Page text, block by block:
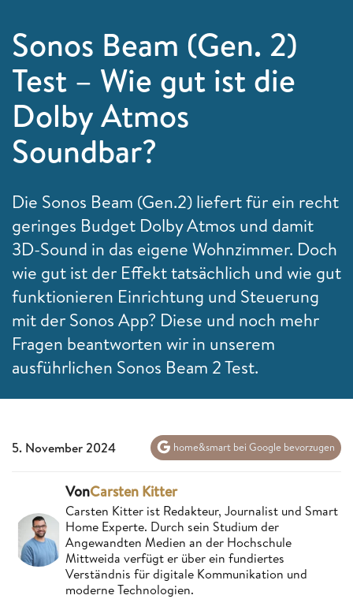
Sonos Beam (Gen. 2)
Test – Wie gut ist die
Dolby Atmos
Soundbar?
Die Sonos Beam (Gen.2) liefert für ein recht
geringes Budget Dolby Atmos und damit
3D-Sound in das eigene Wohnzimmer. Doch
wie gut ist der Effekt tatsächlich und wie gut
funktionieren Einrichtung und Steuerung
mit der Sonos App? Diese und noch mehr
Fragen beantworten wir in unserem
ausführlichen Sonos Beam 2 Test.
5. November 2024 home&smart bei Google bevorzugen
VonCarsten Kitter
Carsten Kitter ist Redakteur, Journalist und Smart
Home Experte. Durch sein Studium der
Angewandten Medien an der Hochschule
Mittweida verfügt er über ein fundiertes
Verständnis für digitale Kommunikation und
moderne Technologien.